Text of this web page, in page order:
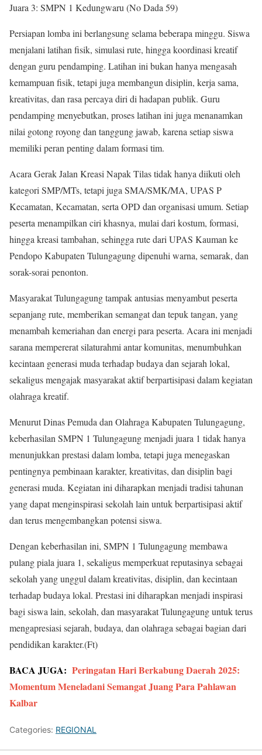
Juara 3: SMPN 1 Kedungwaru (No Dada 59)
Persiapan lomba ini berlangsung selama beberapa minggu. Siswa
menjalani latihan fisik, simulasi rute, hingga koordinasi kreatif
dengan guru pendamping. Latihan ini bukan hanya mengasah
kemampuan fisik, tetapi juga membangun disiplin, kerja sama,
kreativitas, dan rasa percaya diri di hadapan publik. Guru
pendamping menyebutkan, proses latihan ini juga menanamkan
nilai gotong royong dan tanggung jawab, karena setiap siswa
memiliki peran penting dalam formasi tim.
Acara Gerak Jalan Kreasi Napak Tilas tidak hanya diikuti oleh
kategori SMP/MTs, tetapi juga SMA/SMK/MA, UPAS P
Kecamatan, Kecamatan, serta OPD dan organisasi umum. Setiap
peserta menampilkan ciri khasnya, mulai dari kostum, formasi,
hingga kreasi tambahan, sehingga rute dari UPAS Kauman ke
Pendopo Kabupaten Tulungagung dipenuhi warna, semarak, dan
sorak-sorai penonton.
Masyarakat Tulungagung tampak antusias menyambut peserta
sepanjang rute, memberikan semangat dan tepuk tangan, yang
menambah kemeriahan dan energi para peserta. Acara ini menjadi
sarana mempererat silaturahmi antar komunitas, menumbuhkan
kecintaan generasi muda terhadap budaya dan sejarah lokal,
sekaligus mengajak masyarakat aktif berpartisipasi dalam kegiatan
olahraga kreatif.
Menurut Dinas Pemuda dan Olahraga Kabupaten Tulungagung,
keberhasilan SMPN 1 Tulungagung menjadi juara 1 tidak hanya
menunjukkan prestasi dalam lomba, tetapi juga menegaskan
pentingnya pembinaan karakter, kreativitas, dan disiplin bagi
generasi muda. Kegiatan ini diharapkan menjadi tradisi tahunan
yang dapat menginspirasi sekolah lain untuk berpartisipasi aktif
dan terus mengembangkan potensi siswa.
Dengan keberhasilan ini, SMPN 1 Tulungagung membawa
pulang piala juara 1, sekaligus memperkuat reputasinya sebagai
sekolah yang unggul dalam kreativitas, disiplin, dan kecintaan
terhadap budaya lokal. Prestasi ini diharapkan menjadi inspirasi
bagi siswa lain, sekolah, dan masyarakat Tulungagung untuk terus
mengapresiasi sejarah, budaya, dan olahraga sebagai bagian dari
pendidikan karakter.(Ft)
BACA JUGA: Peringatan Hari Berkabung Daerah 2025:
Momentum Meneladani Semangat Juang Para Pahlawan
Kalbar
Categories: REGIONAL